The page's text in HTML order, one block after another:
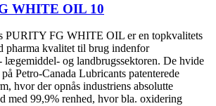
WHITE OIL 10
PURITY FG WHITE OIL er en topkvalitets
pharma kvalitet til brug indenfor
lægemiddel- og landbrugssektoren. De hvide
Petro-Canada Lubricants patenterede
hvor der opnås industriens absolutte
med 99,9% renhed, hvor bla. oxidering